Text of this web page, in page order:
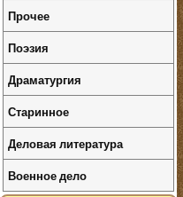
Прочее
Поэзия
Драматургия
Старинное
Деловая литература
Военное дело